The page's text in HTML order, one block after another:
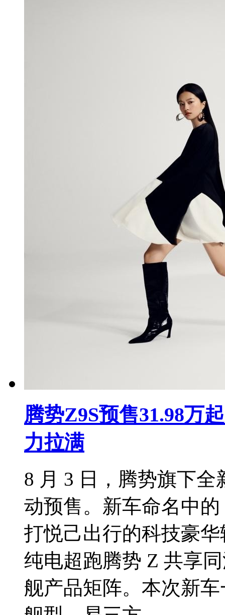
腾势Z9S预售31.98万
力拉满
8 月 3 日，腾势旗下
动预售。新车命名中的
打悦己出行的科技豪
纯电超跑腾势 Z 共享
舰产品矩阵。本次新